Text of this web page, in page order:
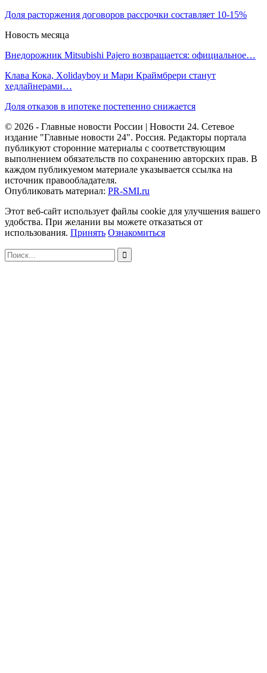
Доля расторжения договоров рассрочки составляет 10-15%
Новость месяца
Внедорожник Mitsubishi Pajero возвращается: официальное…
Клава Кока, Xolidayboy и Мари Краймбрери станут
хедлайнерами…
Доля отказов в ипотеке постепенно снижается
© 2026 - Главные новости России | Новости 24. Сетевое
издание "Главные новости 24". Россия. Редакторы портала
публикуют сторонние материалы с соответствующим
выполнением обязательств по сохранению авторских прав. В
каждом публикуемом материале указывается ссылка на
источник правообладателя.
Опубликовать материал: PR-SMI.ru
Этот веб-сайт использует файлы cookie для улучшения вашего
удобства. При желании вы можете отказаться от
использования. Принять Ознакомиться